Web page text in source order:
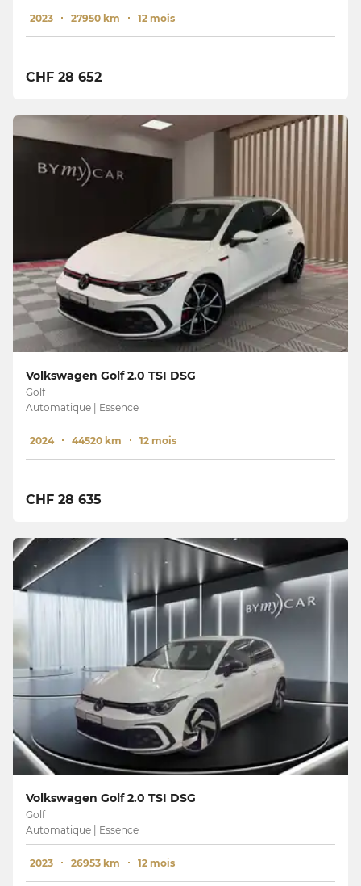
2023 27950 km 12 mois
CHF 28 652
Volkswagen Golf 2.0 TSI DSG
Golf
Automatique | Essence
2024 44520 km 12 mois
CHF 28 635
Volkswagen Golf 2.0 TSI DSG
Golf
Automatique | Essence
2023 26953 km 12 mois